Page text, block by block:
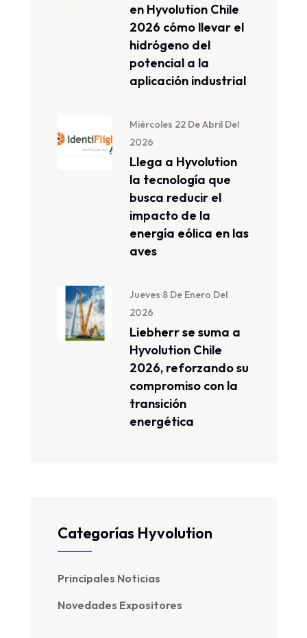
en Hyvolution Chile
2026 cómo llevar el
hidrógeno del
potencial a la
aplicación industrial
Miércoles 22 De Abril Del
2026
Llega a Hyvolution
la tecnología que
busca reducir el
impacto de la
energía eólica en las
aves
Jueves 8 De Enero Del
2026
Liebherr se suma a
Hyvolution Chile
2026, reforzando su
compromiso con la
transición
energética
Categorías Hyvolution
Principales Noticias
Novedades Expositores